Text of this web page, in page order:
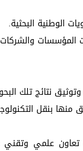
الوطنية البحثية.
المؤسسات والشركات
نتائج تلك
منها بنقل
تعاون علمي وتقني